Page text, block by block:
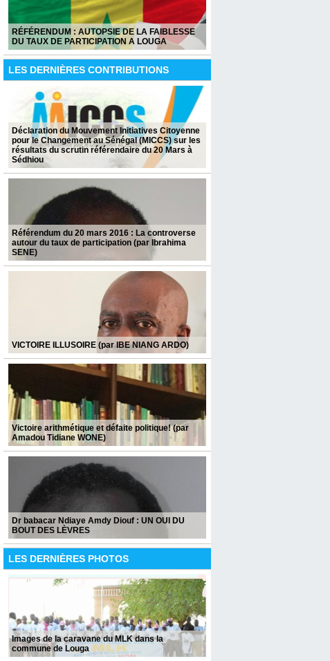
RÉFÉRENDUM : AUTOPSIE DE LA FAIBLESSE
DU TAUX DE PARTICIPATION A LOUGA
LES DERNIÈRES CONTRIBUTIONS
Déclaration du Mouvement Initiatives Citoyenne
pour le Changement au Sénégal (MICCS) sur les
résultats du scrutin référendaire du 20 Mars à
Sédhiou
Référendum du 20 mars 2016 : La controverse
autour du taux de participation (par Ibrahima
SENE)
VICTOIRE ILLUSOIRE (par IBE NIANG ARDO)
Victoire arithmétique et défaite politique! (par
Amadou Tidiane WONE)
Dr babacar Ndiaye Amdy Diouf : UN OUI DU
BOUT DES LÈVRES
LES DERNIÈRES PHOTOS
Images de la caravane du MLK dans la
commune de Louga